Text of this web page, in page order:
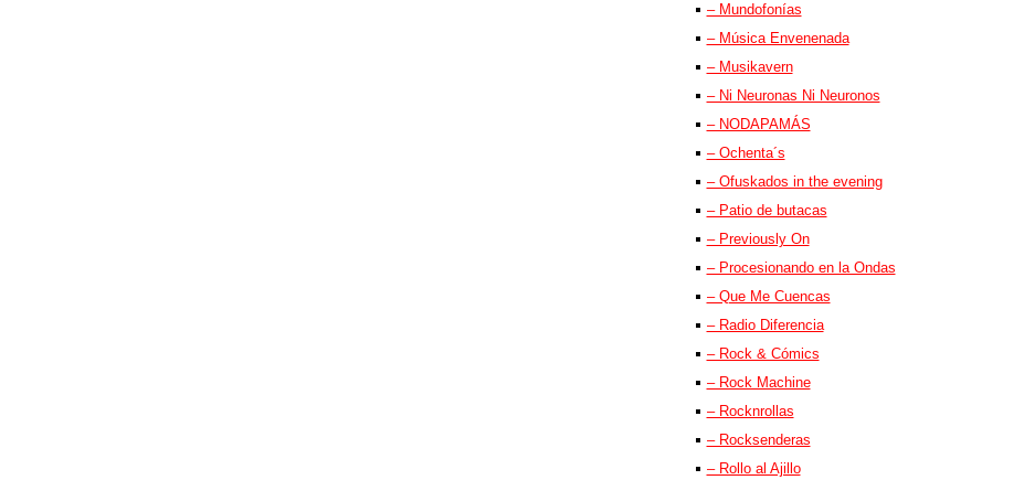
– Mundofonías
– Música Envenenada
– Musikavern
– Ni Neuronas Ni Neuronos
– NODAPAMÁS
– Ochenta´s
– Ofuskados in the evening
– Patio de butacas
– Previously On
– Procesionando en la Ondas
– Que Me Cuencas
– Radio Diferencia
– Rock & Cómics
– Rock Machine
– Rocknrollas
– Rocksenderas
– Rollo al Ajillo